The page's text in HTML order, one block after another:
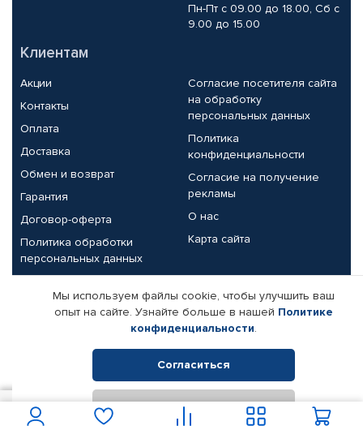
Пн-Пт с 09.00 до 18.00, Сб с
9.00 до 15.00
Клиентам
Акции
Контакты
Оплата
Доставка
Обмен и возврат
Гарантия
Договор-оферта
Политика обработки
персональных данных
Согласие посетителя сайта
на обработку
персональных данных
Политика
конфиденциальности
Согласие на получение
рекламы
О нас
Карта сайта
Партнерам
Корпоративным клиентам
Поставщикам
Реквизиты компании
© КАМАЗ ЦЕНТР ДОНЕЦК, 2015-2026. Все права защищены.
Интернет-магазин автомобильных товаров Автопрофи.
Мы используем файлы cookie, чтобы улучшить ваш
опыт на сайте. Узнайте больше в нашей Политике
конфиденциальности.
Согласиться
Отклонить
В корзину